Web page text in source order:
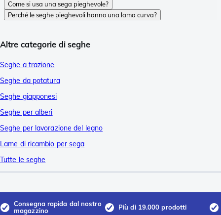
Come si usa una sega pieghevole?
Perché le seghe pieghevoli hanno una lama curva?
Altre categorie di seghe
Seghe a trazione
Seghe da potatura
Seghe giapponesi
Seghe per alberi
Seghe per lavorazione del legno
Lame di ricambio per sega
Tutte le seghe
Consegna rapida dal nostro
magazzino
Più di 19.000 prodotti